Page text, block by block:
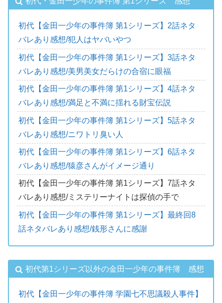
初代【金田一少年の事件簿 第1シリーズ】2話ネタ
バレあり感想/犯人はヤバいやつ
初代【金田一少年の事件簿 第1シリーズ】3話ネタ
バレあり感想/美男美女だらけの合宿に眼福
初代【金田一少年の事件簿 第1シリーズ】4話ネタ
バレあり感想/満足と不満に揺れる財宝伝説
初代【金田一少年の事件簿 第1シリーズ】5話ネタ
バレあり感想/ニワトリ臭い人
初代【金田一少年の事件簿 第1シリーズ】6話ネタ
バレあり感想/猿彦さんがイメージ通り
初代【金田一少年の事件簿 第1シリーズ】7話ネタ
バレあり感想/ミステリーナイトは探偵の手で
初代【金田一少年の事件簿 第1シリーズ】最終回8
話ネタバレあり感想/銭形さんに感謝
初代第1シリーズ以外の金田一少年の事件簿 感想
初代【金田一少年の事件簿 学園七不思議殺人事件】